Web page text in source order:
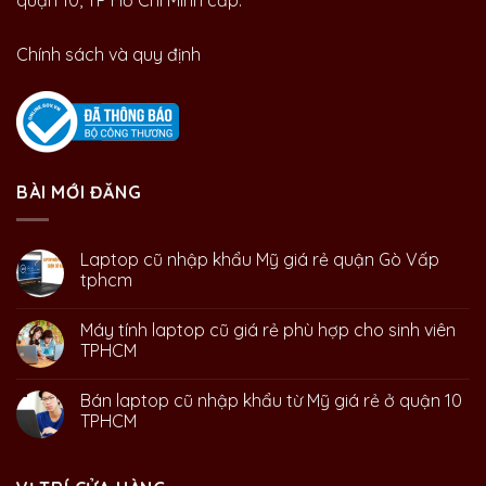
Chính sách và quy định
BÀI MỚI ĐĂNG
Laptop cũ nhập khẩu Mỹ giá rẻ quận Gò Vấp
tphcm
Máy tính laptop cũ giá rẻ phù hợp cho sinh viên
TPHCM
Bán laptop cũ nhập khẩu từ Mỹ giá rẻ ở quận 10
TPHCM